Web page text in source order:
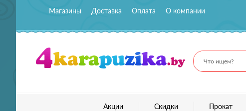
Магазины Доставка Оплата О компании
Что ищем?
Акции Скидки Прокат